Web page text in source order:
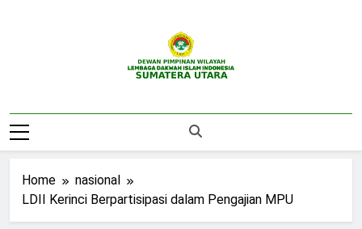
DPW LDII
Sumatera Utara
Home
nasional
LDII Kerinci Berpartisipasi dalam Pengajian MPU